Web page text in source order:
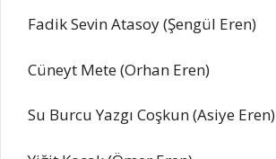
Fadik Sevin Atasoy (Şengül Eren)
Cüneyt Mete (Orhan Eren)
Su Burcu Yazgı Coşkun (Asiye Eren)